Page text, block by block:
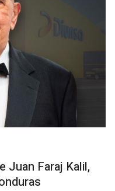
Juan Faraj Kalil,